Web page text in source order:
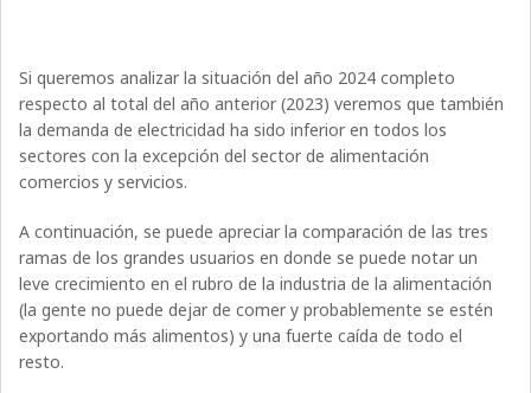
Si queremos analizar la situación del año 2024 completo
respecto al total del año anterior (2023) veremos que también
la demanda de electricidad ha sido inferior en todos los
sectores con la excepción del sector de alimentación
comercios y servicios.
A continuación, se puede apreciar la comparación de las tres
ramas de los grandes usuarios en donde se puede notar un
leve crecimiento en el rubro de la industria de la alimentación
(la gente no puede dejar de comer y probablemente se estén
exportando más alimentos) y una fuerte caída de todo el
resto.